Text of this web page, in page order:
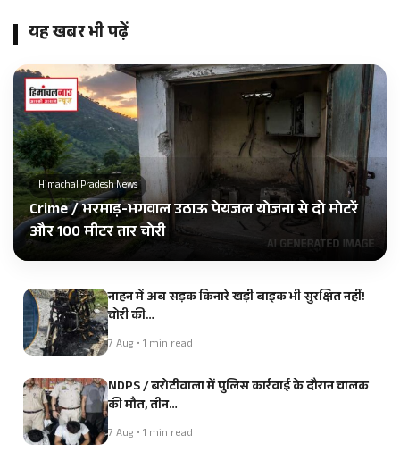
यह खबर भी पढ़ें
Himachal Pradesh News
Crime / भरमाड़-भगवाल उठाऊ पेयजल योजना से दो मोटरें
और 100 मीटर तार चोरी
नाहन में अब सड़क किनारे खड़ी बाइक भी सुरक्षित नहीं!
चोरी की…
7 Aug • 1 min read
NDPS / बरोटीवाला में पुलिस कार्रवाई के दौरान चालक
की मौत, तीन…
7 Aug • 1 min read